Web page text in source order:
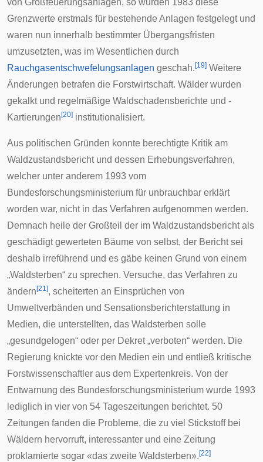
von Großfeuerungsanlagen, so wurden 1983 diese
Grenzwerte erstmals für bestehende Anlagen festgelegt und
waren nun innerhalb bestimmter Übergangsfristen
umzusetzten, was im Wesentlichen durch
Rauchgasentschwefelungsanlagen geschah. [19] Weitere
Änderungen betrafen die Forstwirtschaft. Wälder wurden
gekalkt und regelmäßige Waldschadensberichte und -
Kartierungen [20] institutionalisiert.
Aus politischen Gründen konnte berechtigte Kritik am
Waldzustandsbericht und dessen Erhebungsverfahren,
welcher unter anderem 1993 vom
Bundesforschungsministerium für unbrauchbar erklärt
worden war, nicht in das Verfahren aufgenommen werden.
Demnach heile der Großteil der im Waldzustandsbericht als
geschädigt gewerteten Bäume von selbst, der Bericht sei
deshalb irreführend und es gäbe keinen Grund von einem
„Waldsterben“ zu sprechen. Versuche, das Verfahren zu
ändern [21], scheiterten an Einsprüchen von
Umweltverbänden und Sensationsberichterstattung in
Medien, die unterstellten, das Waldsterben solle
„gesundgelogen“ oder per Dekret „verboten“ werden. Die
Regierung knickte vor den Medien ein und entließ kritische
Forstwissenschaftler aus dem Expertenkreis. Von der
Entwarnung des Bundesforschungsministerium wurde 1993
lediglich in vier von 54 Tageszeitungen berichtet. 50
Zeitungen fanden die Probleme, die zu viel Stickstoff bei
Wäldern hervorruft, interessanter und eine Zeitung
proklamierte sogar «das zweite Waldsterben». [22]